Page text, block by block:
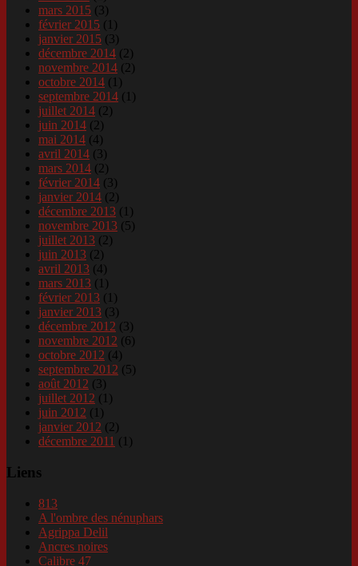
mars 2015 (3)
février 2015 (1)
janvier 2015 (3)
décembre 2014 (2)
novembre 2014 (2)
octobre 2014 (1)
septembre 2014 (1)
juillet 2014 (2)
juin 2014 (2)
mai 2014 (4)
avril 2014 (3)
mars 2014 (2)
février 2014 (3)
janvier 2014 (2)
décembre 2013 (1)
novembre 2013 (5)
juillet 2013 (2)
juin 2013 (2)
avril 2013 (4)
mars 2013 (1)
février 2013 (1)
janvier 2013 (3)
décembre 2012 (3)
novembre 2012 (6)
octobre 2012 (4)
septembre 2012 (5)
août 2012 (3)
juillet 2012 (1)
juin 2012 (1)
janvier 2012 (2)
décembre 2011 (1)
Liens
813
A l'ombre des nénuphars
Agrippa Delil
Ancres noires
Calibre 47